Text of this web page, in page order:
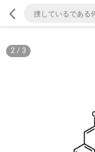
2/ 3